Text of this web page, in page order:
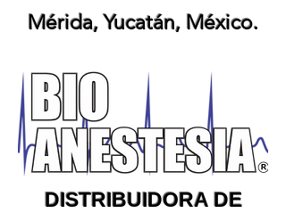
DISTRIBUIDORA DE
Mérida, Yucatán, México.